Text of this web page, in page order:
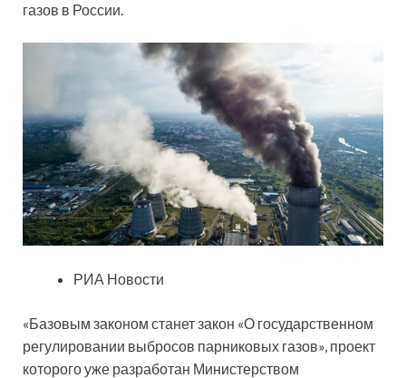
газов в России.
РИА Новости
«Базовым законом станет закон «О государственном
регулировании выбросов парниковых газов», проект
которого уже разработан Министерством